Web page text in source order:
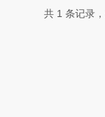
共 1 条记录